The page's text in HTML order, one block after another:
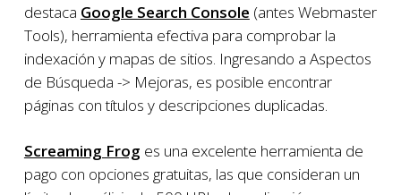
destaca Google Search Console (antes Webmaster
Tools), herramienta efectiva para comprobar la
indexación y mapas de sitios. Ingresando a Aspectos
de Búsqueda -> Mejoras, es posible encontrar
páginas con títulos y descripciones duplicadas.
Screaming Frog es una excelente herramienta de
pago con opciones gratuitas, las que consideran un